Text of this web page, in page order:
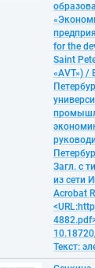
for the
Saint
«AVT») /
Загл. с
из сети
Acrobat
Текст: